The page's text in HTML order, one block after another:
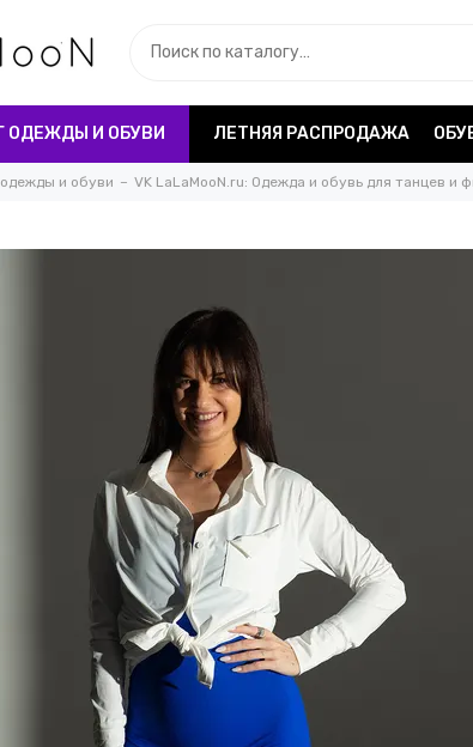
ОДЕЖДЫ И ОБУВИ ЛЕТНЯЯ РАСПРОДАЖА
одежды и обуви VK LaLaMooN.ru: Одежда и обувь для танцев и